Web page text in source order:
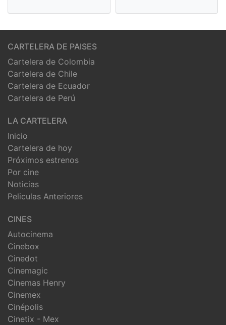
CARTELERA DE PAISES
Cartelera de Colombia
Cartelera de Chile
Cartelera de Ecuador
Cartelera de Perú
LA CARTELERA
Inicio
Cartelera de hoy
Próximos estrenos
Por cine
Noticias
Peliculas Anteriores
CINES
Autocinema
Cinebox
Cinedot
Cinemagic
Cinemas Henry
Cinemex
Cinépolis
Cinetix - Mex